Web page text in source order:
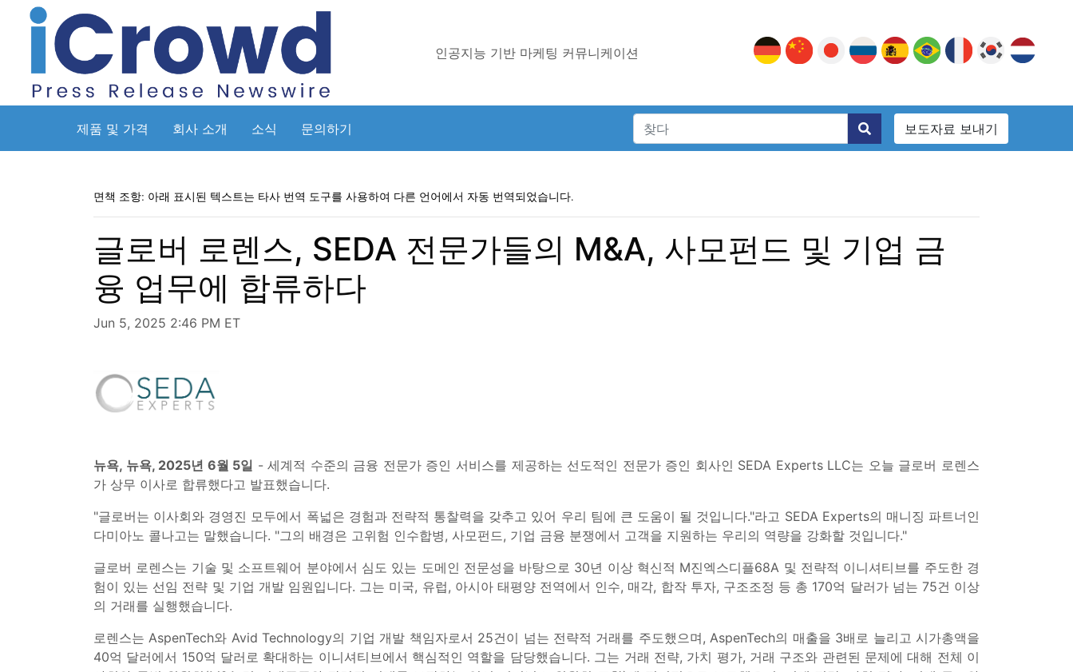
인공지능 기반 마케팅 커뮤니케이션
제품 및 가격 회사 소개 소식 문의하기 보도자료 보내기
면책 조항: 아래 표시된 텍스트는 타사 번역 도구를 사용하여 다른 언어에서 자동 번역되었습니다.
글로버 로렌스, SEDA 전문가들의 M&A, 사모펀드 및 기업 금
융 업무에 합류하다
Jun 5, 2025 2:46 PM ET
뉴욕, 뉴욕, 2025년 6월 5일 - 세계적 수준의 금융 전문가 증인 서비스를 제공하는 선도적인 전문가 증인 회사인 SEDA Experts LLC는 오늘 글로버 로렌스
가 상무 이사로 합류했다고 발표했습니다.
"글로버는 이사회와 경영진 모두에서 폭넓은 경험과 전략적 통찰력을 갖추고 있어 우리 팀에 큰 도움이 될 것입니다."라고 SEDA Experts의 매니징 파트너인
다미아노 콜나고는 말했습니다. "그의 배경은 고위험 인수합병, 사모펀드, 기업 금융 분쟁에서 고객을 지원하는 우리의 역량을 강화할 것입니다."
글로버 로렌스는 기술 및 소프트웨어 분야에서 심도 있는 도메인 전문성을 바탕으로 30년 이상 혁신적 M진엑스디플68A 및 전략적 이니셔티브를 주도한 경
험이 있는 선임 전략 및 기업 개발 임원입니다. 그는 미국, 유럽, 아시아 태평양 전역에서 인수, 매각, 합작 투자, 구조조정 등 총 170억 달러가 넘는 75건 이상
의 거래를 실행했습니다.
로렌스는 AspenTech와 Avid Technology의 기업 개발 책임자로서 25건이 넘는 전략적 거래를 주도했으며, AspenTech의 매출을 3배로 늘리고 시가총액을
40억 달러에서 150억 달러로 확대하는 이니셔티브에서 핵심적인 역할을 담당했습니다. 그는 거래 전략, 가치 평가, 거래 구조와 관련된 문제에 대해 전체 이